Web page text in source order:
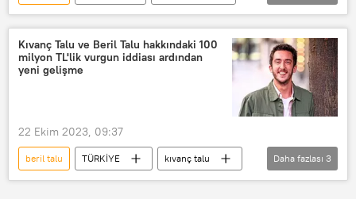
Dolandırıcılık
internet dolandırıcılığı
Nitelikli dolandırıcılık
yurt dışı
Gürcistan
Kıvanç Talu ve Beril Talu hakkındaki 100
milyon TL'lik vurgun iddiası ardından
yeni gelişme
22 Ekim 2023, 09:37
beril talu TÜRKİYE
kıvanç talu
var böyle tipler
Dolandırıcılık
Daha fazlası 3